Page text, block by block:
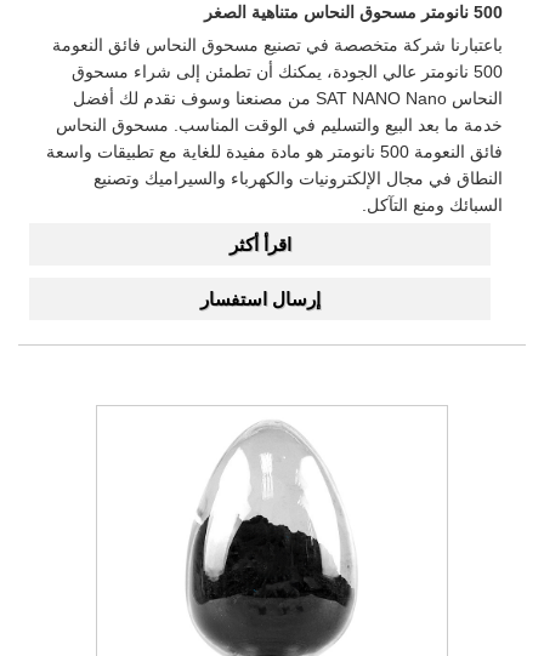
500 نانومتر مسحوق النحاس متناهية الصغر
باعتبارنا شركة متخصصة في تصنيع مسحوق النحاس فائق النعومة
500 نانومتر عالي الجودة، يمكنك أن تطمئن إلى شراء مسحوق
النحاس SAT NANO Nano من مصنعنا وسوف نقدم لك أفضل
خدمة ما بعد البيع والتسليم في الوقت المناسب. مسحوق النحاس
فائق النعومة 500 نانومتر هو مادة مفيدة للغاية مع تطبيقات واسعة
النطاق في مجال الإلكترونيات والكهرباء والسيراميك وتصنيع
السبائك ومنع التآكل.
اقرأ أكثر
إرسال استفسار